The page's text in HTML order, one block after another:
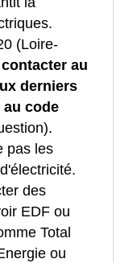
(Loire-
contacter au
derniers
code
pas les
des
EDF ou
Total
ou